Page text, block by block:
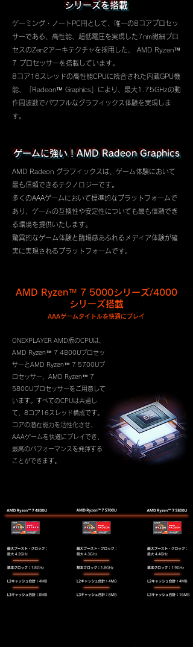
シリーズを搭載
ゲーミング・ノートPC用として、唯一の8コアプロセッ
サーである、高性能、超低電圧を実現した7nm微細プロ
セスのZen2アーキテクチャを採用した、 AMD Ryzen™
7 プロセッサーを搭載しています。
8コア16スレッドの高性能CPUに統合された内蔵GPU機
能、「Radeon™ Graphics」により、最大1.75GHzの動
作周波数でパワフルなグラフィックス体験を実現しま
す。
ゲームに強い！AMD Radeon Graphics
AMD Radeon グラフィックスは、ゲーム体験において
最も信頼できるテクノロジーです。
多くのAAAゲームにおいて標準的なプラットフォームで
あり、ゲームの互換性や安定性についても最も信頼でき
る環境を提供いたします。
驚異的なゲーム体験と臨場感あふれるメディア体験が確
実に実現されるプラットフォームです。
AMD Ryzen™ 7 5000シリーズ/4000
シリーズ搭載
AAAゲームタイトルを快適にプレイ
ONEXPLAYER AMD版のCPUは、
AMD Ryzen™ 7 4800Uプロセッ
サーとAMD Ryzen™ 7 5700Uプ
ロセッサー、AMD Ryzen™ 7
5800Uプロセッサーをご用意して
います。すべてのCPUは共通し
て、8コア16スレッド構成です。
コアの潜在能力を活性化させ、
AAAゲームを快適にプレイでき、
最高のパフォーマンスを発揮する
ことができます。